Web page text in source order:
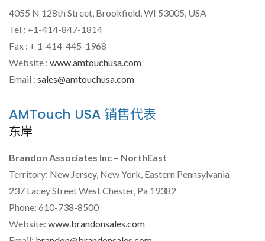
4055 N 128th Street, Brookfield, WI 53005, USA
Tel : +1-414-847-1814
Fax : + 1-414-445-1968
Website : www.amtouchusa.com
Email : sales@amtouchusa.com
AMTouch USA 销售代表
东岸
Brandon Associates Inc – NorthEast
Territory: New Jersey, New York, Eastern Pennsylvania
237 Lacey Street West Chester, Pa 19382
Phone: 610-738-8500
Website: www.brandonsales.com